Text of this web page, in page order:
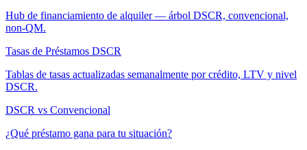
Hub de financiamiento de alquiler — árbol DSCR, convencional,
non-QM.
Tasas de Préstamos DSCR
Tablas de tasas actualizadas semanalmente por crédito, LTV y nivel
DSCR.
DSCR vs Convencional
¿Qué préstamo gana para tu situación?